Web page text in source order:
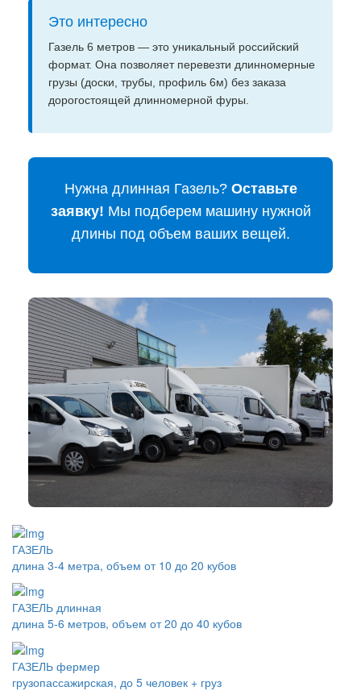
Это интересно
Газель 6 метров — это уникальный российский
формат. Она позволяет перевезти длинномерные
грузы (доски, трубы, профиль 6м) без заказа
дорогостоящей длинномерной фуры.
Нужна длинная Газель? Оставьте
заявку! Мы подберем машину нужной
длины под объем ваших вещей.
ГАЗЕЛЬ
длина 3-4 метра, объем от 10 до 20 кубов
ГАЗЕЛЬ длинная
длина 5-6 метров, объем от 20 до 40 кубов
ГАЗЕЛЬ фермер
грузопассажирская, до 5 человек + груз